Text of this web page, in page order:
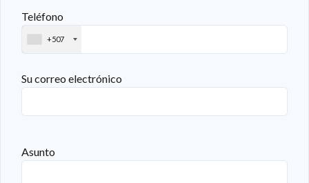
Teléfono
+507
Su correo electrónico
Asunto